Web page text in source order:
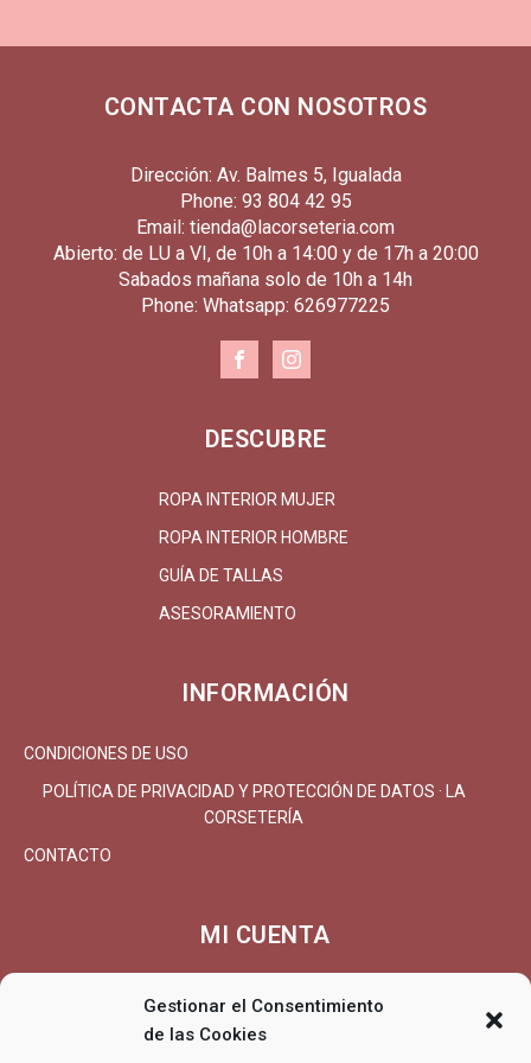
Gestionar el Consentimiento
de las Cookies
CONTACTA CON NOSOTROS
Dirección: Av. Balmes 5, Igualada
Phone: 93 804 42 95
Email: tienda@lacorseteria.com
Abierto: de LU a VI, de 10h a 14:00 y de 17h a 20:00
Sabados mañana solo de 10h a 14h
Phone: Whatsapp: 626977225
DESCUBRE
ROPA INTERIOR MUJER
ROPA INTERIOR HOMBRE
GUÍA DE TALLAS
ASESORAMIENTO
INFORMACIÓN
CONDICIONES DE USO
POLÍTICA DE PRIVACIDAD Y PROTECCIÓN DE DATOS · LA
CORSETERÍA
CONTACTO
MI CUENTA
MI CUENTA/REGISTRARSE
CARRITO